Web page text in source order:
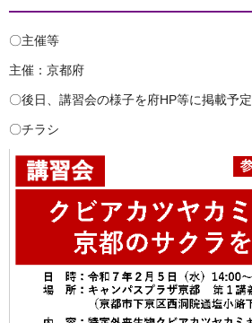
〇主催等
主催：京都府
〇後日、講習会の様子を府HP等に掲載予定
〇チラシ